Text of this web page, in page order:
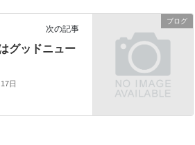
ブログ
次の記事
グッドニュー
日